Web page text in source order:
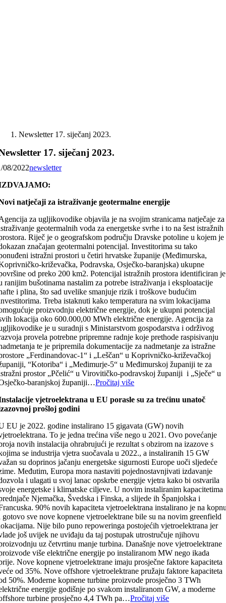
Newsletter 17. siječanj 2023.
17. siječanj 2023.
08/2022newsletter
natječaji za istraživanje geotermalne energije
za ugljikovodike objavila je na svojim stranicama natječaje za
geotermalnih voda za energetske svrhe i to na šest istražnih
Riječ je o geografskom području Dravske potoline u kojem je
značajan geotermalni potencijal. Investitorima su tako
istražni prostori u četiri hrvatske županije (Međimurska,
križevačka, Podravska, Osječko-baranjska) ukupne
od preko 200 km2. Potencijal istražnih prostora identificiran je
ranijim bušotinama nastalim za potrebe istraživanja i eksploatacije
i plina, što sad uvelike smanjuje rizik i troškove budućim
Treba istaknuti kako temperatura na svim lokacijama
proizvodnju električne energije, dok je ukupni potencijal
lokacija oko 600.000,00 MWh električne energije. Agencija za
je u suradnji s Ministarstvom gospodarstva i održivog
provela potrebne pripremne radnje koje prethode raspisivanju
te je pripremila dokumentacije za nadmetanje za istražne
„Ferdinandovac-1“ i „Leščan“ u Koprivničko-križevačkoj
“Kotoriba“ i „Međimurje-5“ u Međimurskoj županiji te za
prostor „Pčelić“ u Virovitičko-podravskoj županiji i „Sječe“ u
baranjskoj županiji…Pročitaj više
vjetroelektrana u EU porasle su za trećinu unatoč
prošloj godini
EU je 2022. godine instalirano 15 gigavata (GW) novih
To je jedna trećina više nego u 2021. Ovo povećanje
novih instalacija ohrabrujući je rezultat s obzirom na izazove s
se industrija vjetra suočavala u 2022., a instaliranih 15 GW
su doprinos jačanju energetske sigurnosti Europe uoči sljedeće
Međutim, Europa mora nastaviti pojednostavnjivati izdavanje
i ulagati u svoj lanac opskrbe energije vjetra kako bi ostvarila
energetske i klimatske ciljeve. U novim instaliranim kapacitetima
Njemačka, Švedska i Finska, a slijede ih Španjolska i
90% novih kapaciteta vjetroelektrana instalirano je na
gotovo sve nove kopnene vjetroelektrane bile su na novim greenfield
Nije bilo puno repoweringa postojećih vjetroelektrana jer
još uvijek ne uviđaju da taj postupak utrostručuje njihovu
uz četvrtinu manje turbina. Današnje nove vjetroelektrane
više električne energije po instaliranom MW nego ikada
Nove kopnene vjetroelektrane imaju prosječne faktore kapaciteta
od 35%. Nove offshore vjetroelektrane pružaju faktore kapaciteta
50%. Moderne kopnene turbine proizvode prosječno 3 TWh
energije godišnje po svakom instaliranom GW, a moderne
turbine prosječno 4,4 TWh pa…Pročitaj više